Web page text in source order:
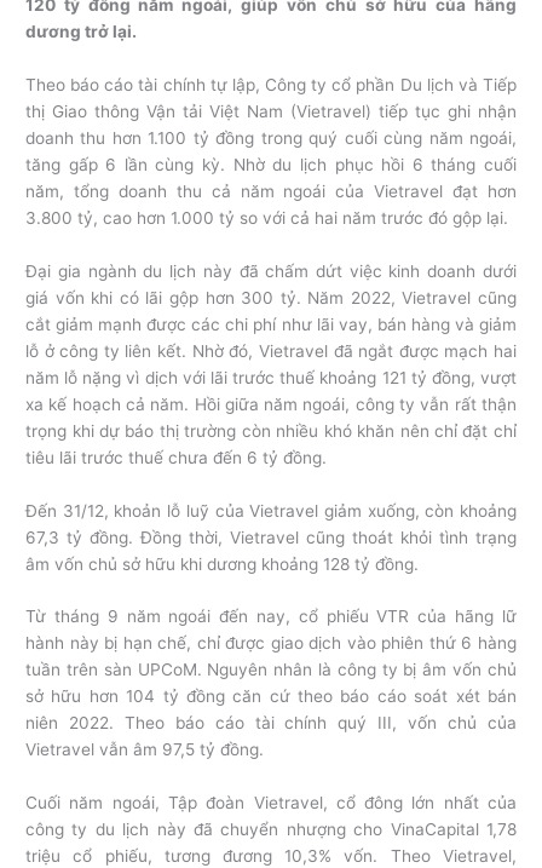
120 tỷ đồng năm ngoái, giúp vốn chủ sở hữu của hãng
dương trở lại.
Theo báo cáo tài chính tự lập, Công ty cổ phần Du lịch và Tiếp
thị Giao thông Vận tải Việt Nam (Vietravel) tiếp tục ghi nhận
doanh thu hơn 1.100 tỷ đồng trong quý cuối cùng năm ngoái,
tăng gấp 6 lần cùng kỳ. Nhờ du lịch phục hồi 6 tháng cuối
năm, tổng doanh thu cả năm ngoái của Vietravel đạt hơn
3.800 tỷ, cao hơn 1.000 tỷ so với cả hai năm trước đó gộp lại.
Đại gia ngành du lịch này đã chấm dứt việc kinh doanh dưới
giá vốn khi có lãi gộp hơn 300 tỷ. Năm 2022, Vietravel cũng
cắt giảm mạnh được các chi phí như lãi vay, bán hàng và giảm
lỗ ở công ty liên kết. Nhờ đó, Vietravel đã ngắt được mạch hai
năm lỗ nặng vì dịch với lãi trước thuế khoảng 121 tỷ đồng, vượt
xa kế hoạch cả năm. Hồi giữa năm ngoái, công ty vẫn rất thận
trọng khi dự báo thị trường còn nhiều khó khăn nên chỉ đặt chỉ
tiêu lãi trước thuế chưa đến 6 tỷ đồng.
Đến 31/12, khoản lỗ luỹ của Vietravel giảm xuống, còn khoảng
67,3 tỷ đồng. Đồng thời, Vietravel cũng thoát khỏi tình trạng
âm vốn chủ sở hữu khi dương khoảng 128 tỷ đồng.
Từ tháng 9 năm ngoái đến nay, cổ phiếu VTR của hãng lữ
hành này bị hạn chế, chỉ được giao dịch vào phiên thứ 6 hàng
tuần trên sàn UPCoM. Nguyên nhân là công ty bị âm vốn chủ
sở hữu hơn 104 tỷ đồng căn cứ theo báo cáo soát xét bán
niên 2022. Theo báo cáo tài chính quý III, vốn chủ của
Vietravel vẫn âm 97,5 tỷ đồng.
Cuối năm ngoái, Tập đoàn Vietravel, cổ đông lớn nhất của
công ty du lịch này đã chuyển nhượng cho VinaCapital 1,78
triệu cổ phiếu, tương đương 10,3% vốn. Theo Vietravel,